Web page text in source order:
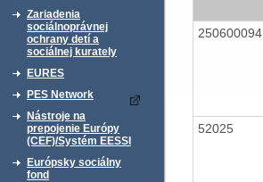
Zariadenia
sociálnoprávnej
ochrany detí a
sociálnej kurately
EURES
PES Network
Nástroje na
prepojenie Európy
(CEF)/Systém EESSI
Európsky sociálny
fond
250600094
52025